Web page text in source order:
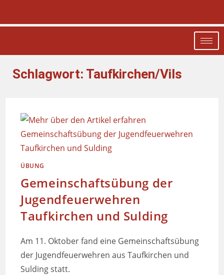
Schlagwort: Taufkirchen/Vils
ÜBUNG
Gemeinschaftsübung der
Jugendfeuerwehren
Taufkirchen und Sulding
Am 11. Oktober fand eine Gemeinschaftsübung
der Jugendfeuerwehren aus Taufkirchen und
Sulding statt.